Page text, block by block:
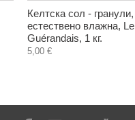
Келтска сол - гранули,
естествено влажна, Le
Guérandais, 1 кг.
5,00 €